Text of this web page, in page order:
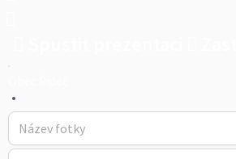
•